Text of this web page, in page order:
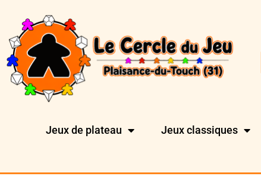
Jeux de plateau Jeux classiques